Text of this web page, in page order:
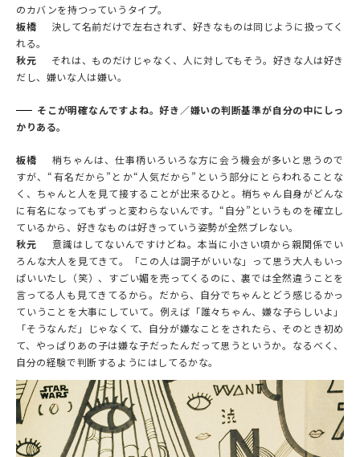
のカバンを持つっていうタイプ。
板橋
決して名前だけで左右されず、好きなものは同じように扱ってく
れる。
秋元
それは、ものだけじゃなく、人に対してもそう。好きな人は好き
だし、嫌いな人は嫌い。
そこが明確なんですよね。好き／嫌いの判断基準が自分の中にしっ
かりある。
板橋
梢ちゃんは、仕事柄いろいろな方に会う機会が多いと思うので
すが、“有名だから”とか“人気だから”という部分にとらわれることな
く、ちゃんと人を見て接することが出来るひと。梢ちゃん自身がどんな
に有名になってもずっと変わらないんです。“自分”というものを確立し
ているから、好きなものは好きっていう姿勢が全然ブレない。
秋元
意識はしてないんですけどね。本当に小さい頃から親関係でい
ろんな大人を見てきて。「この人は調子がいいな」って思う大人もいっ
ぱいいたし（笑）、すごい媚を売ってくるのに、裏では全然違うことを
言ってる人も見てきてるから。だから、自分でちゃんとどう感じるかっ
ていうことを大事にしていて。例えば「誰々ちゃん、嫌な子らしいよ」
「そうなんだ」じゃなくて、自分が嫌なことをされたら、そのとき初め
て、やっぱりあの子は嫌な子だったんだって思うというか。なるべく、
自分の経験で判断するようにはしてるかな。